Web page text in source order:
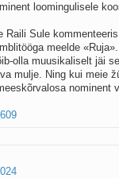
loomingulisele
Raili Sule
meelde
olla muusikaliselt jäi
mulje. Ning kui meie
nominent